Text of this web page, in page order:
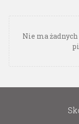
Nie ma